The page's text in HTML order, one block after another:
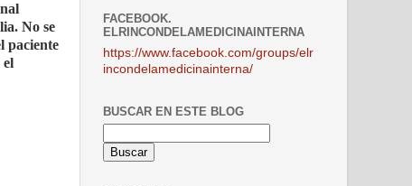
No se
paciente
el
FACEBOOK.
ELRINCONDELAMEDICINAINTERNA
https://www.facebook.com/groups/elr
incondelamedicinainterna/
BUSCAR EN ESTE BLOG